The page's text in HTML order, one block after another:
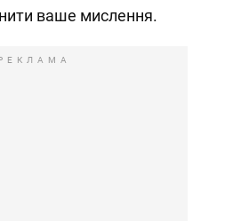
ваше мислення.